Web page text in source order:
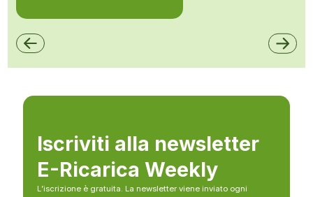
Iscriviti alla newsletter
E-Ricarica Weekly
L’iscrizione è gratuita. La newsletter viene inviato ogni